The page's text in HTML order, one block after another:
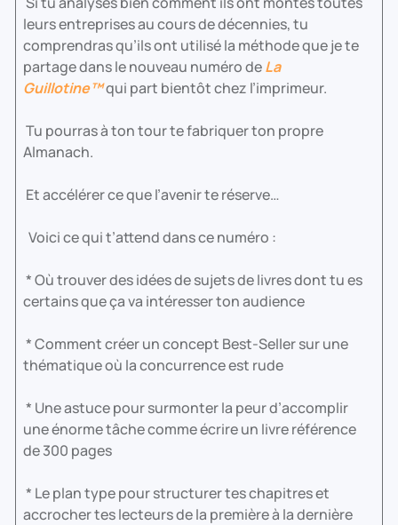
leurs entreprises au cours de décennies, tu
comprendras qu’ils ont utilisé la méthode que je te
partage dans le nouveau numéro deLa
Guillotine™qui part bientôt chez l’imprimeur.
Tu pourras à ton tour te fabriquer ton propre
Almanach.
Et accélérer ce que l’avenir te réserve…
Voici ce qui t’attend dans ce numéro :
* Où trouver des idées de sujets de livres dont tu es
certains que ça va intéresser ton audience
* Comment créer un concept Best-Seller sur une
thématique où la concurrence est rude
* Une astuce pour surmonter la peur d’accomplir
une énorme tâche comme écrire un livre référence
de 300 pages
* Le plan type pour structurer tes chapitres et
accrocher tes lecteurs de la première à la dernière